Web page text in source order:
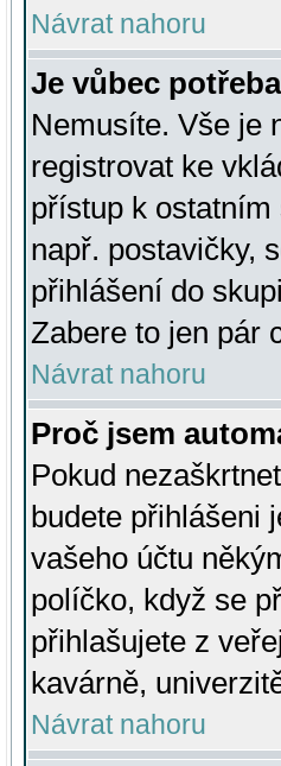
Návrat nahoru
Je vůbec
Nemusíte. Vše je
registrovat ke
přístup k
např. postavičky,
přihlášení do
Zabere to jen pár
Návrat nahoru
Proč jsem
Pokud
budete přihlášeni
vašeho účtu
políčko, když se
přihlašujete z
kavárně,
Návrat nahoru